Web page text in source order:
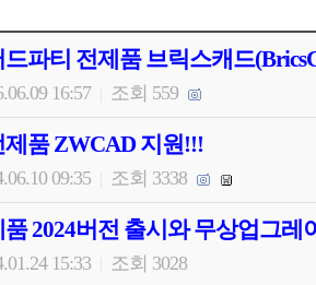
파티 전제품 브릭스캐드
16:57 조회 559
제품 ZWCAD 지원!!!
09:35 조회 3338
품 2024버전 출시와 무상업그레
15:33 조회 3028